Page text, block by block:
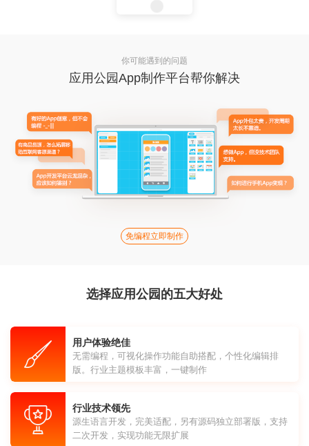
你可能遇到的问题
应用公园App制作平台帮你解决
免编程立即制作
选择应用公园的五大好处
用户体验绝佳
无需编程，可视化操作功能自助搭配，个性化编辑排
版。行业主题模板丰富，一键制作
行业技术领先
源生语言开发，完美适配，另有源码独立部署版，支持
二次开发，实现功能无限扩展